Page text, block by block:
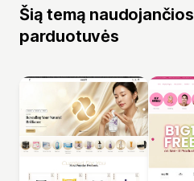
Šią temą naudojančios
parduotuvės